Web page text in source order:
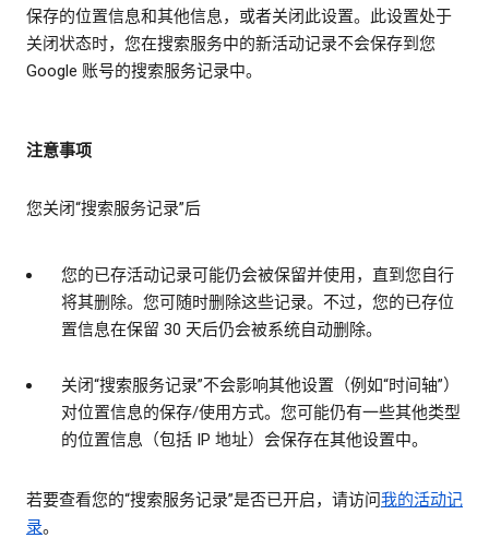
保存的位置信息和其他信息，或者关闭此设置。此设置处于
关闭状态时，您在搜索服务中的新活动记录不会保存到您
Google 账号的搜索服务记录中。
注意事项
您关闭“搜索服务记录”后
您的已存活动记录可能仍会被保留并使用，直到您自行
将其删除。您可随时删除这些记录。不过，您的已存位
置信息在保留 30 天后仍会被系统自动删除。
关闭“搜索服务记录”不会影响其他设置（例如“时间轴”）
对位置信息的保存/使用方式。您可能仍有一些其他类型
的位置信息（包括 IP 地址）会保存在其他设置中。
若要查看您的“搜索服务记录”是否已开启，请访问我的活动记
录。